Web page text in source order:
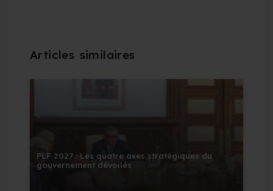
PLF 2027 : Les quatre axes stratégiques du
gouvernement dévoilés